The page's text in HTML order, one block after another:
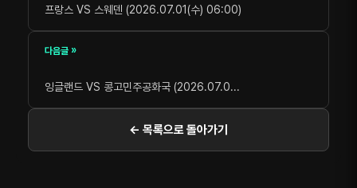
프랑스 VS 스웨덴 (2026.07.01(수) 06:00)
다음글 »
잉글랜드 VS 콩고민주공화국 (2026.07.0...
← 목록으로 돌아가기